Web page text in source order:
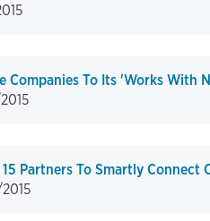
Companies To Its 'Works With
Partners To Smartly Connect